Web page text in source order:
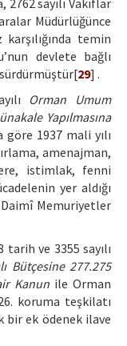
sayılı Vakıflar
Müdürlüğünce
temin
devlete bağlı
29] .
Orman Umum
Yapılmasına
1937 mali yılı
amenajman,
istimlak, fenni
yer aldığı
Memuriyetler
tarih ve 3355 sayılı
Bütçesine 277.275
Kanun ile Orman
koruma teşkilatı
bir ek ödenek ilave